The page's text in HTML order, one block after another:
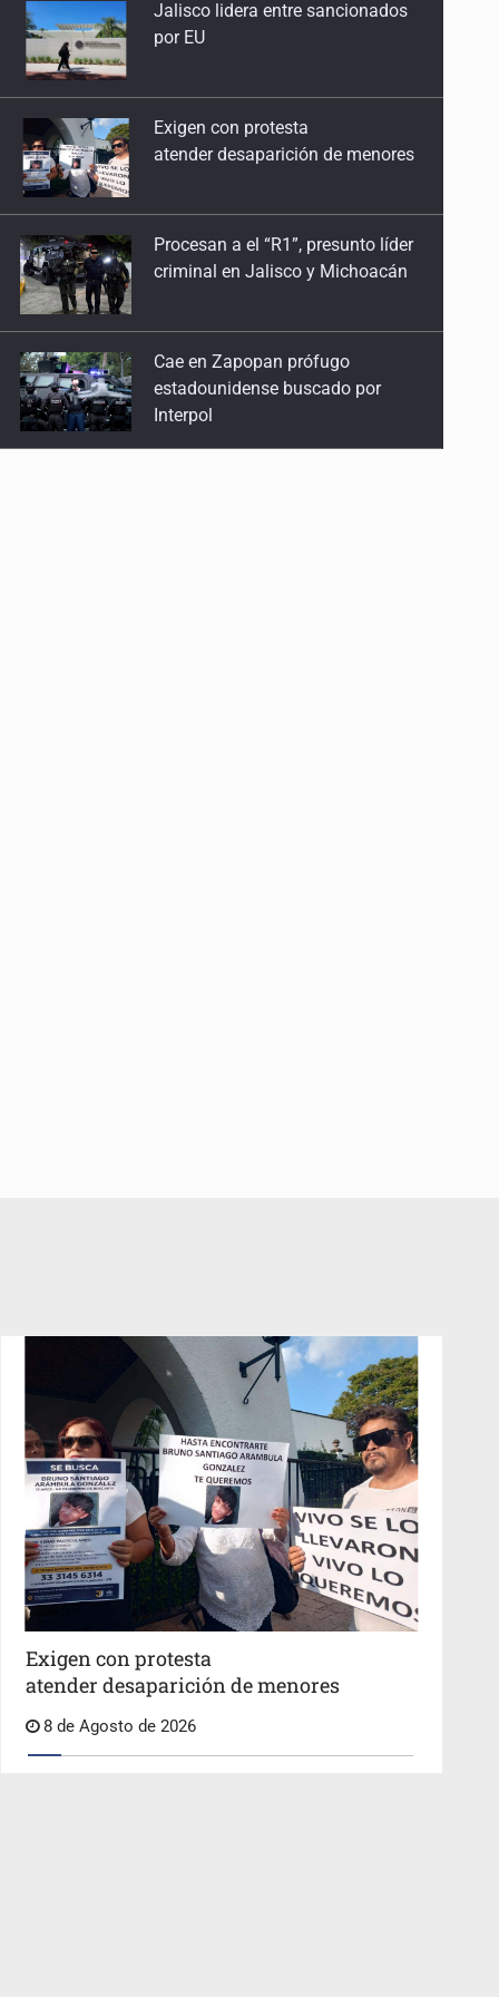
Guadalajara, la insegura
28 de Abril de 2026
21 de Abril de 2026
La lentitud de la verdad en el Izaguirre
Más vale tarde que nunca
24 de Marzo de 2026
La cloaca en la nómina del Congreso
17 de Marzo de 2026
Exigen con protesta
atender desaparición de menores
Procesan a el “R1”, presunto líder
criminal en Jalisco y Michoacán
Cae en Zapopan prófugo
estadounidense buscado por
Avalan rebaja del Siapa para 203
colonias
Exigen con protesta
atender desaparición de menores
8 de Agosto de 2026